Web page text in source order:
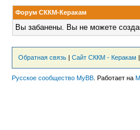
Форум СККМ-Керакам
Вы забанены. Вы не можете
Обратная связь | Сайт СККМ - Керакам |
Русское сообщество MyBB . Работает на